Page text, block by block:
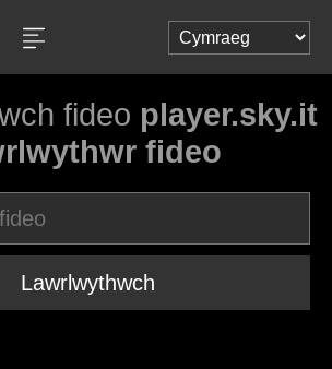
fideo player.sky.it
fideo
Lawrlwythwch